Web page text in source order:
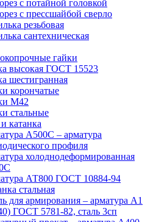
с потайной головкой
с прессшайбой сверло
резьбовая
сантехническая
гайки
высокая ГОСТ 15523
шестигранная
корончатые
М42
стальные
катанка
А500С – арматура
профиля
холоднодеформированная
АТ800 ГОСТ 10884-94
стальная
для армирования – арматура А1
ГОСТ 5781-82, сталь 3сп